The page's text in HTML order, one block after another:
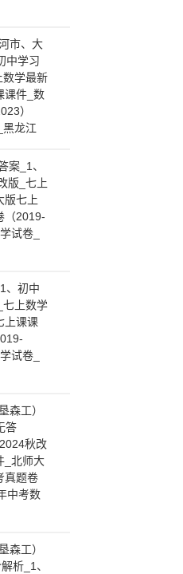
市、大
中学习
数学最新
课件_数
）
黑龙江
案_1、
版_七上
版七上
（2019-
试卷_
、初中
七上数学
上课课
试卷_
森工）
答
秋改
_北师大
真题卷
中考数
森工）
析_1、